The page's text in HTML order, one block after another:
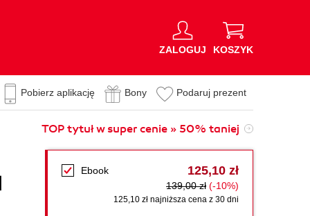
ZALOGUJ KOSZYK
Pobierz aplikację Bony Podaruj prezent
TOP tytuł w super cenie » 50% taniej
Ebook 125,10 zł
139,00 zł (-10%)
125,10 zł najniższa cena z 30 dni